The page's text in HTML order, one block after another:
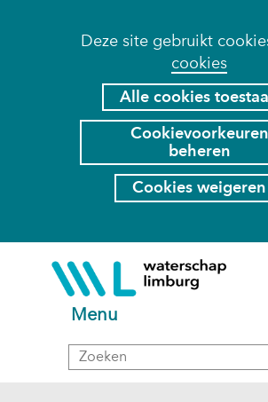
Cookies
toestaan?
Deze site gebruikt
cookies
kan
gebruik
cookies
website
worden
toegestaan
geweigerd.
Alle cookies
Cookievoorkeuren
beheren
Cookies weigeren
naar
Menu
t
k
Zoeken